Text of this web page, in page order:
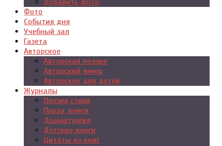
Добавить фото
Фото
События дня
Учебный зал
Газета
Авторское
Авторская поэзия
Авторский юмор
Авторское для детей
Журналы
Поэзия стихи
Проза, книги
Драматургия
Детские книги
Цитаты из книг